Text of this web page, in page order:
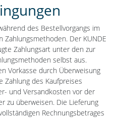
des Bestellvorgangs im
Zahlungsmethoden. Der KUNDE
Zahlungsart unter den zur
selbst aus.
Vorkasse durch Überweisung
Zahlung des Kaufpreises
und Versandkosten vor der
zu überweisen. Die Lieferung
Rechnungsbetrages